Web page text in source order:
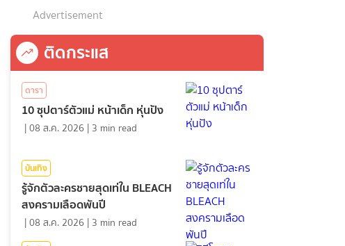
Advertisement
ติดกระแส
ดารา
10 ซุปตาร์ตัวแม่ หน้าเด็ก หุ่นปัง
|08 ส.ค. 2026 | 3 min read
บันเทิง
รู้จักตัวละครชายสุดเท่ใน BLEACH
สงครามเลือดพันปี
|08 ส.ค. 2026 | 3 min read